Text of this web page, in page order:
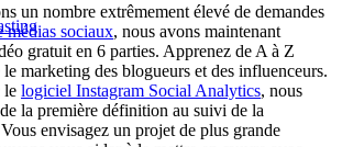
un nombre extrêmement élevé de demandes
médias sociaux, nous avons maintenant
gratuit en 6 parties. Apprenez de A à Z
marketing des blogueurs et des influenceurs.
le logiciel Instagram Social Analytics, nous
la première définition au suivi de la
envisagez un projet de plus grande